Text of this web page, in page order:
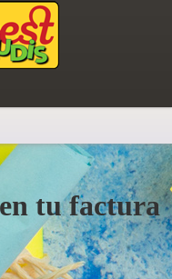
tu factura